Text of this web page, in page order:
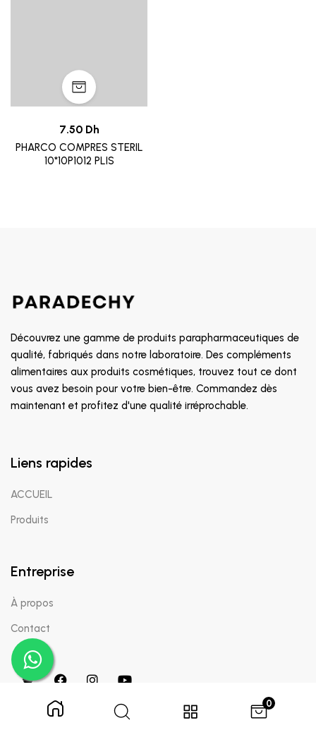
0
7.50 Dh
PHARCO COMPRES STERIL
10*10P1012 PLIS
Découvrez une gamme de produits parapharmaceutiques de
qualité, fabriqués dans notre laboratoire. Des compléments
alimentaires aux produits cosmétiques, trouvez tout ce dont
vous avez besoin pour votre bien-être. Commandez dès
maintenant et profitez d'une qualité irréprochable.
Liens rapides
ACCUEIL
Produits
Entreprise
À propos
Contact